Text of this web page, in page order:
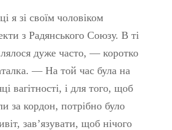
я зі своїм чоловіком
з Радянського Союзу. В ті
дуже часто, — коротко
— На той час була на
вагітності, і для того, щоб
за кордон, потрібно було
зав’язувати, щоб нічого